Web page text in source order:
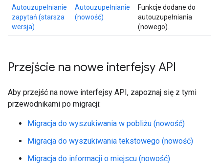
Autouzupełnianie
zapytań (starsza
wersja)
Autouzupełnianie
(nowość)
Funkcje dodane do
autouzupełniania
(nowego).
Przejście na nowe interfejsy API
Aby przejść na nowe interfejsy API, zapoznaj się z tymi
przewodnikami po migracji:
Migracja do wyszukiwania w pobliżu (nowość)
Migracja do wyszukiwania tekstowego (nowość)
Migracja do informacji o miejscu (nowość)